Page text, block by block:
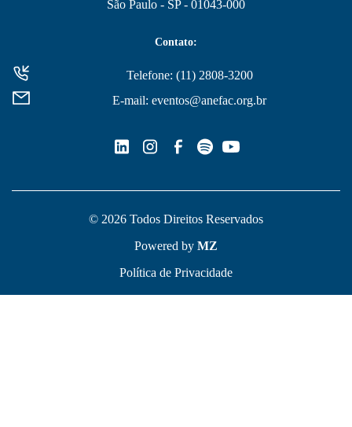
São Paulo - SP - 01043-000
Contato:
Telefone: (11) 2808-3200
E-mail: eventos@anefac.org.br
© 2026 Todos Direitos Reservados
Powered by MZ
Política de Privacidade